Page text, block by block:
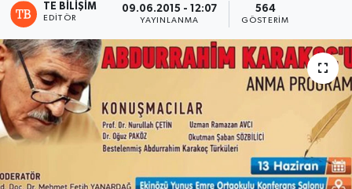
TE BILIŞIM
EDITÖR
09.06.2015 - 12:07
YAYINLANMA
564
GÖSTERIM